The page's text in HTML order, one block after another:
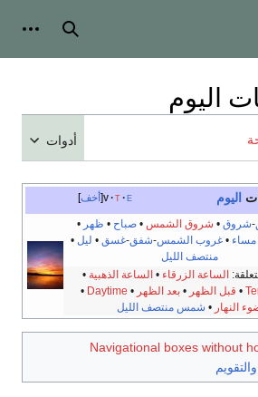
بحث
اليوم
أدوات
أخف v t e اليوم
-شروق • شروق الشمس • صباح • ظهر •
مساء •غروب الشمس-شفق-غسق • ليل •
منتصف الليل
الساعة الزرقاء • الساعة الذهبية •
• قبل الظهر • بعد الظهر •
Daytime
•
النهار • شمس منتصف الليل
Navigational boxes without